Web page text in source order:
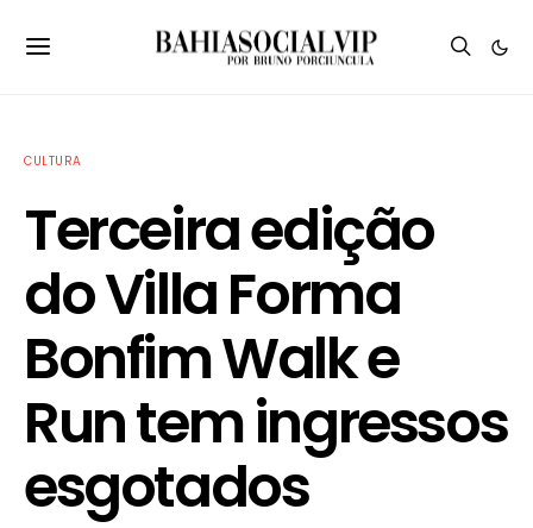
CULTURA
Terceira edição
do Villa Forma
Bonfim Walk e
Run tem ingressos
esgotados